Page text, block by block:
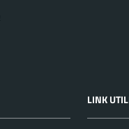
LINK